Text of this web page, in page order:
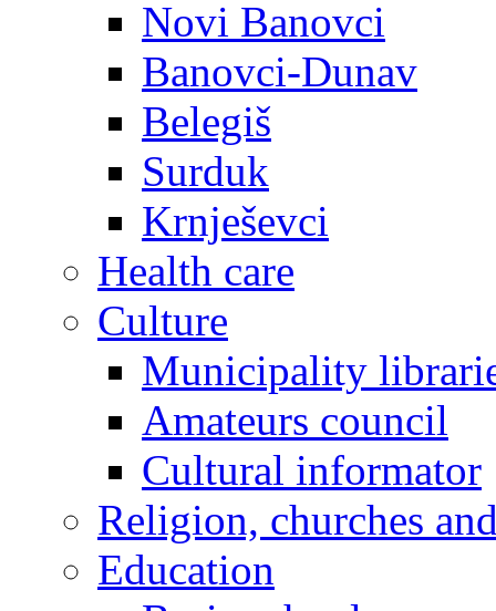
Novi Banovci
Banovci-Dunav
Belegiš
Surduk
Krnješevci
Health care
Culture
Municipality
Amateurs council
Cultural informator
Religion, churches
Education